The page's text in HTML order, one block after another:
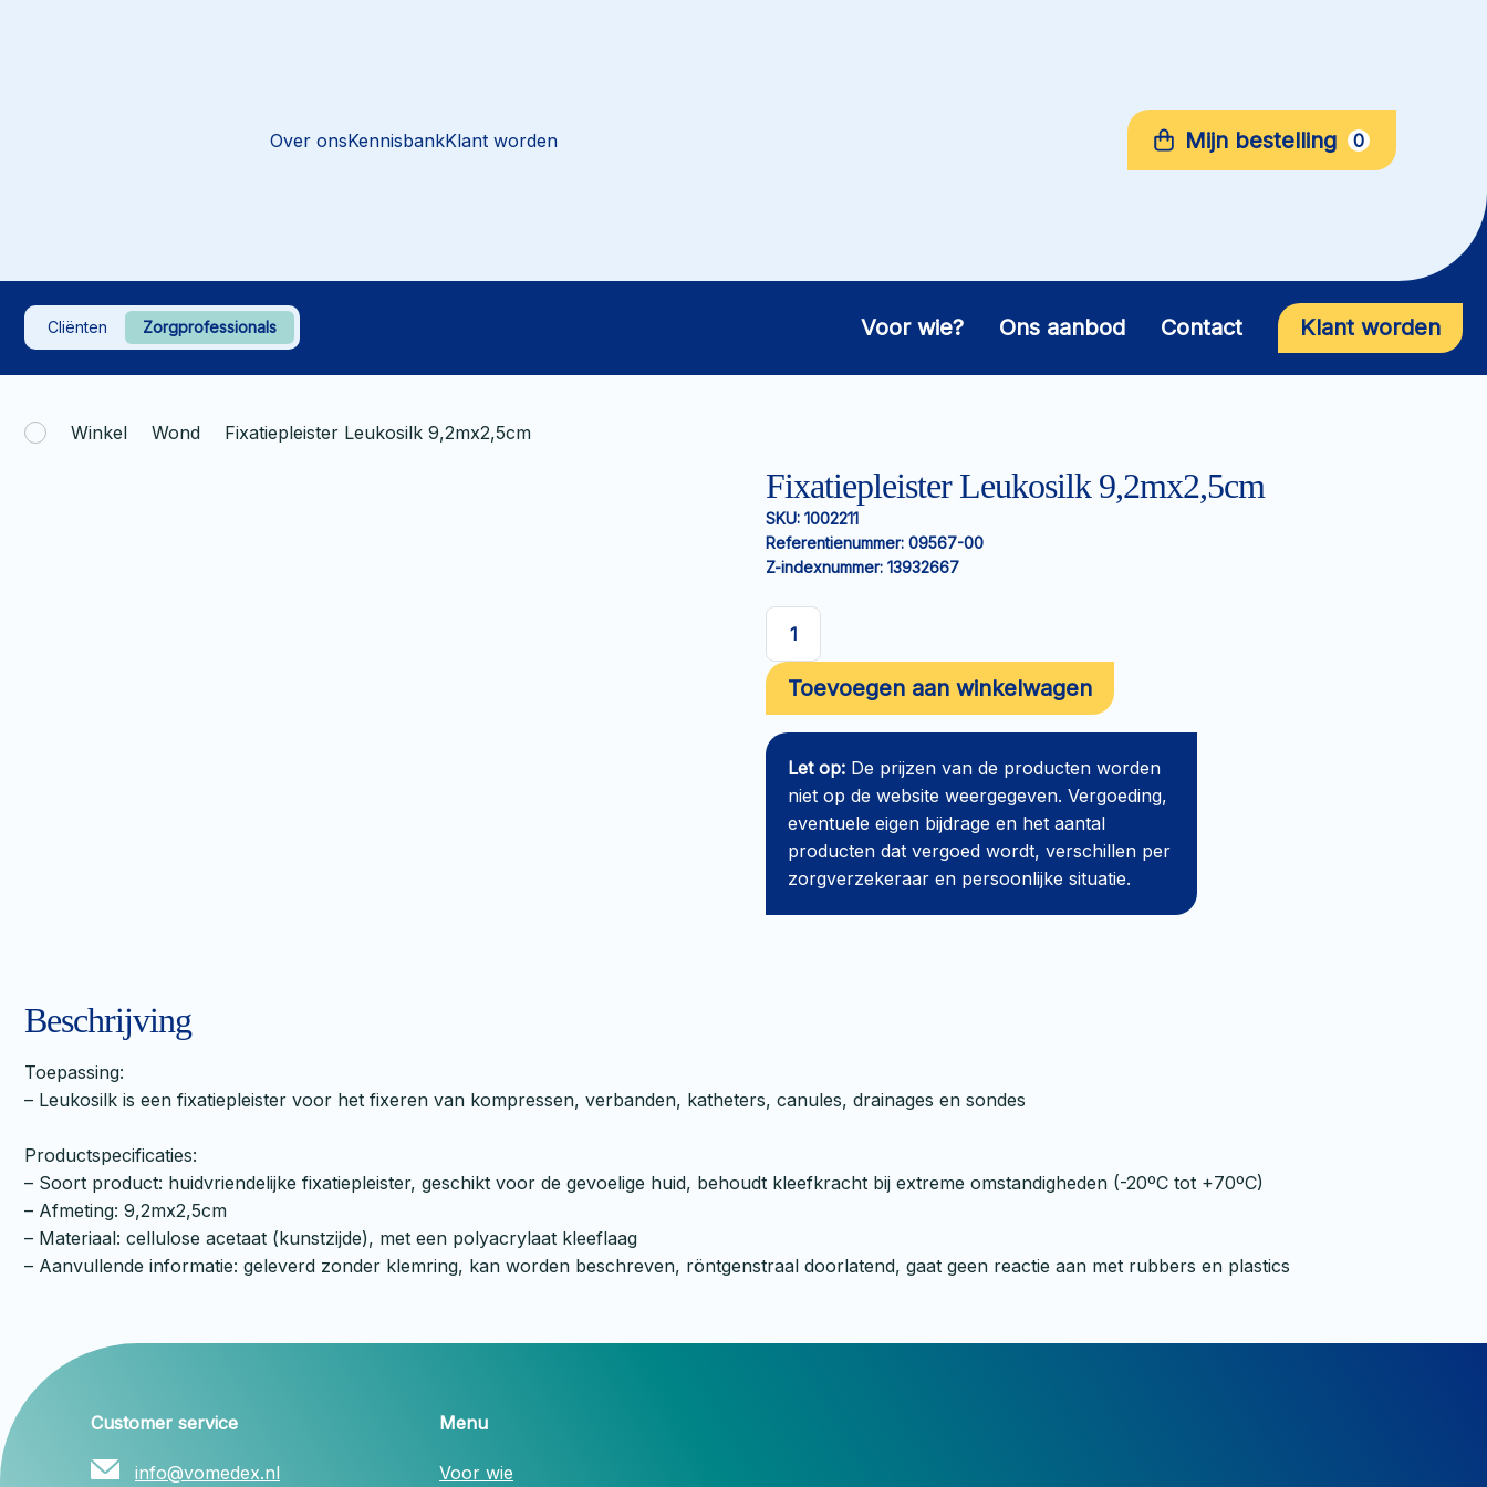
Over onsKennisbankKlant worden Mijn bestelling 0
Cliënten Zorgprofessionals Voor wie? Ons aanbod Contact Klant worden
Winkel Wond Fixatiepleister Leukosilk 9,2mx2,5cm
Fixatiepleister Leukosilk 9,2mx2,5cm
SKU: 1002211
Referentienummer: 09567-00
Z-indexnummer: 13932667
Fixatiepleister
Leukosilk
9,2mx2,5cm
aantal
Toevoegen aan winkelwagen
Let op: De prijzen van de producten worden
niet op de website weergegeven. Vergoeding,
eventuele eigen bijdrage en het aantal
producten dat vergoed wordt, verschillen per
zorgverzekeraar en persoonlijke situatie.
Beschrijving
Toepassing:
– Leukosilk is een fixatiepleister voor het fixeren van kompressen, verbanden, katheters, canules, drainages en sondes
Productspecificaties:
– Soort product: huidvriendelijke fixatiepleister, geschikt voor de gevoelige huid, behoudt kleefkracht bij extreme omstandigheden (-20ºC tot +70ºC)
– Afmeting: 9,2mx2,5cm
– Materiaal: cellulose acetaat (kunstzijde), met een polyacrylaat kleeflaag
– Aanvullende informatie: geleverd zonder klemring, kan worden beschreven, röntgenstraal doorlatend, gaat geen reactie aan met rubbers en plastics
Customer service
info@vomedex.nl
Menu
Voor wie